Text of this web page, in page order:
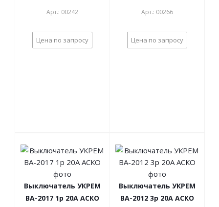
Арт.: 00242
Цена по запросу
Арт.: 00266
Цена по запросу
Выключатель УКРЕМ
ВА-2017 1р 20А АСКО
Выключатель УКРЕМ
ВА-2012 3р 20А АСКО